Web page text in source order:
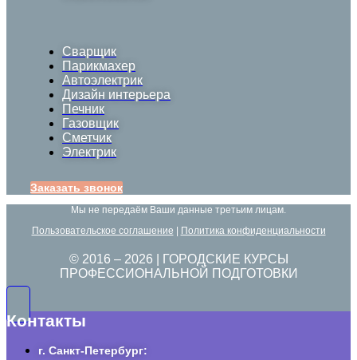
Сварщик
Парикмахер
Автоэлектрик
Дизайн интерьера
Печник
Газовщик
Сметчик
Электрик
Заказать звонок
Мы не передаём Ваши данные третьим лицам.
Пользовательское соглашение | Политика конфиденциальности
© 2016 – 2026 | ГОРОДСКИЕ КУРСЫ
ПРОФЕССИОНАЛЬНОЙ ПОДГОТОВКИ
Контакты
г. Санкт-Петербург: